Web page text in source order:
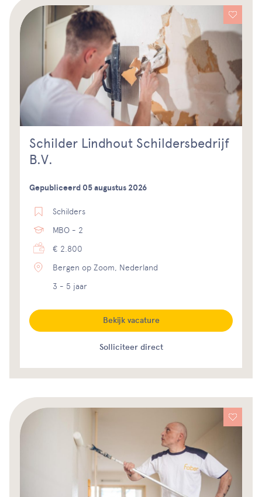
Schilder Lindhout Schildersbedrijf
B.V.
Gepubliceerd 05 augustus 2026
Schilders
MBO - 2
€ 2.800
Bergen op Zoom, Nederland
3 - 5 jaar
Solliciteer direct
Bekijk vacature